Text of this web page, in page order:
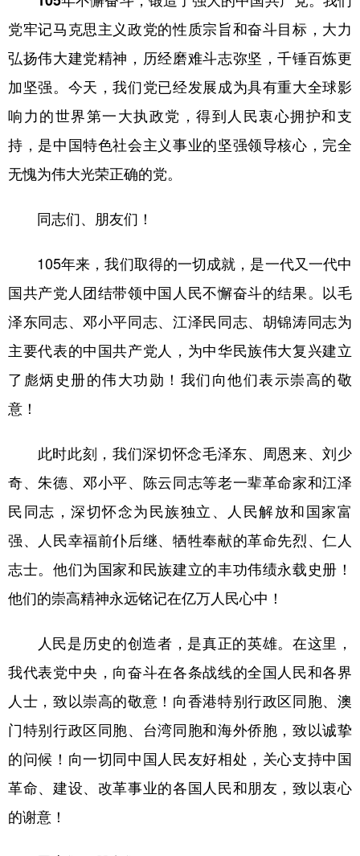
党牢记马克思主义政党的性质宗旨和奋斗目标，大力
弘扬伟大建党精神，历经磨难斗志弥坚，千锤百炼更
加坚强。今天，我们党已经发展成为具有重大全球影
响力的世界第一大执政党，得到人民衷心拥护和支
持，是中国特色社会主义事业的坚强领导核心，完全
无愧为伟大光荣正确的党。
同志们、朋友们！
105年来，我们取得的一切成就，是一代又一代中
国共产党人团结带领中国人民不懈奋斗的结果。以毛
泽东同志、邓小平同志、江泽民同志、胡锦涛同志为
主要代表的中国共产党人，为中华民族伟大复兴建立
了彪炳史册的伟大功勋！我们向他们表示崇高的敬
意！
此时此刻，我们深切怀念毛泽东、周恩来、刘少
奇、朱德、邓小平、陈云同志等老一辈革命家和江泽
民同志，深切怀念为民族独立、人民解放和国家富
强、人民幸福前仆后继、牺牲奉献的革命先烈、仁人
志士。他们为国家和民族建立的丰功伟绩永载史册！
他们的崇高精神永远铭记在亿万人民心中！
人民是历史的创造者，是真正的英雄。在这里，
我代表党中央，向奋斗在各条战线的全国人民和各界
人士，致以崇高的敬意！向香港特别行政区同胞、澳
门特别行政区同胞、台湾同胞和海外侨胞，致以诚挚
的问候！向一切同中国人民友好相处，关心支持中国
革命、建设、改革事业的各国人民和朋友，致以衷心
的谢意！